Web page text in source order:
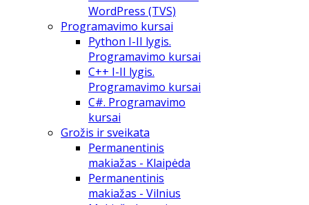
WordPress (TVS)
Programavimo kursai
Python I-II lygis.
Programavimo kursai
C++ I-II lygis.
Programavimo kursai
C#. Programavimo
kursai
Grožis ir sveikata
Permanentinis
makiažas - Klaipėda
Permanentinis
makiažas - Vilnius